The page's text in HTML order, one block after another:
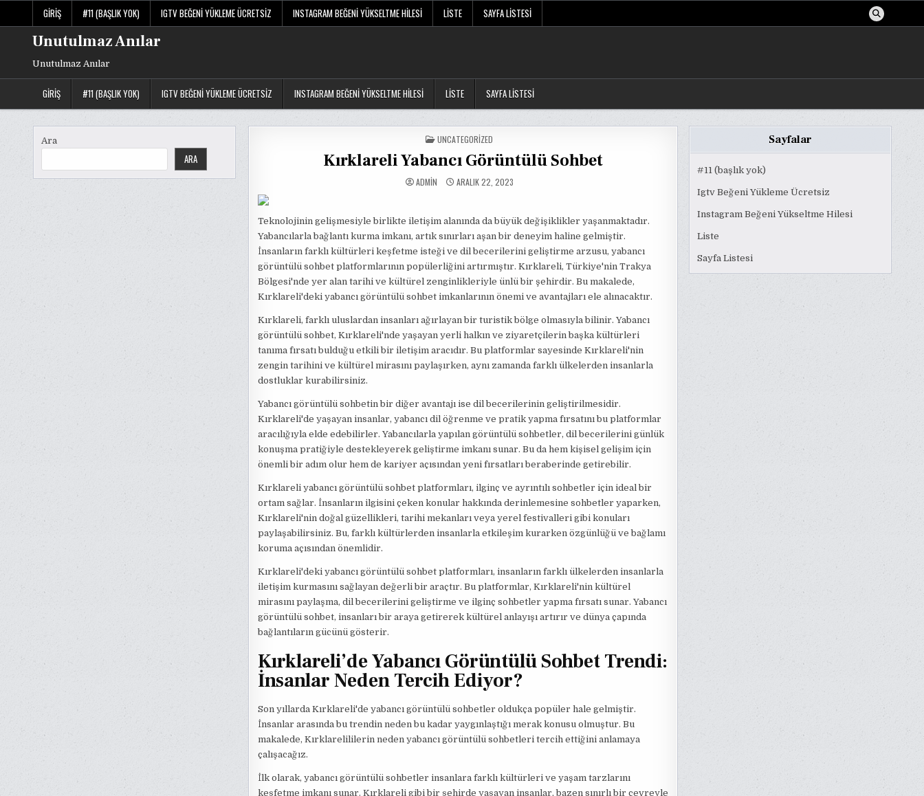
content
GIRIŞ #11 (BAŞLIK YOK) IGTV BEĞENI YÜKLEME ÜCRETSIZ INSTAGRAM BEĞENI YÜKSELTME HILESI LISTE SAYFA LISTESI
Unutulmaz Anılar
Unutulmaz Anılar
GIRIŞ #11 (BAŞLIK YOK) IGTV BEĞENI YÜKLEME ÜCRETSIZ INSTAGRAM BEĞENI YÜKSELTME HILESI LISTE SAYFA LISTESI
Ara
ARA
POSTED
IN
UNCATEGORIZED
Kırklareli Yabancı Görüntülü Sohbet
ADMIN ARALIK 22, 2023
Teknolojinin gelişmesiyle birlikte iletişim alanında da büyük değişiklikler yaşanmaktadır.
Yabancılarla bağlantı kurma imkanı, artık sınırları aşan bir deneyim haline gelmiştir.
İnsanların farklı kültürleri keşfetme isteği ve dil becerilerini geliştirme arzusu, yabancı
görüntülü sohbet platformlarının popülerliğini artırmıştır. Kırklareli, Türkiye'nin Trakya
Bölgesi'nde yer alan tarihi ve kültürel zenginlikleriyle ünlü bir şehirdir. Bu makalede,
Kırklareli'deki yabancı görüntülü sohbet imkanlarının önemi ve avantajları ele alınacaktır.
Kırklareli, farklı uluslardan insanları ağırlayan bir turistik bölge olmasıyla bilinir. Yabancı
görüntülü sohbet, Kırklareli'nde yaşayan yerli halkın ve ziyaretçilerin başka kültürleri
tanıma fırsatı bulduğu etkili bir iletişim aracıdır. Bu platformlar sayesinde Kırklareli'nin
zengin tarihini ve kültürel mirasını paylaşırken, aynı zamanda farklı ülkelerden insanlarla
dostluklar kurabilirsiniz.
Yabancı görüntülü sohbetin bir diğer avantajı ise dil becerilerinin geliştirilmesidir.
Kırklareli'de yaşayan insanlar, yabancı dil öğrenme ve pratik yapma fırsatını bu platformlar
aracılığıyla elde edebilirler. Yabancılarla yapılan görüntülü sohbetler, dil becerilerini günlük
konuşma pratiğiyle destekleyerek geliştirme imkanı sunar. Bu da hem kişisel gelişim için
önemli bir adım olur hem de kariyer açısından yeni fırsatları beraberinde getirebilir.
Kırklareli yabancı görüntülü sohbet platformları, ilginç ve ayrıntılı sohbetler için ideal bir
ortam sağlar. İnsanların ilgisini çeken konular hakkında derinlemesine sohbetler yaparken,
Kırklareli'nin doğal güzellikleri, tarihi mekanları veya yerel festivalleri gibi konuları
paylaşabilirsiniz. Bu, farklı kültürlerden insanlarla etkileşim kurarken özgünlüğü ve bağlamı
koruma açısından önemlidir.
Kırklareli'deki yabancı görüntülü sohbet platformları, insanların farklı ülkelerden insanlarla
iletişim kurmasını sağlayan değerli bir araçtır. Bu platformlar, Kırklareli'nin kültürel
mirasını paylaşma, dil becerilerini geliştirme ve ilginç sohbetler yapma fırsatı sunar. Yabancı
görüntülü sohbet, insanları bir araya getirerek kültürel anlayışı artırır ve dünya çapında
bağlantıların gücünü gösterir.
Kırklareli’de Yabancı Görüntülü Sohbet Trendi:
İnsanlar Neden Tercih Ediyor?
Son yıllarda Kırklareli'de yabancı görüntülü sohbetler oldukça popüler hale gelmiştir.
İnsanlar arasında bu trendin neden bu kadar yaygınlaştığı merak konusu olmuştur. Bu
makalede, Kırklarelililerin neden yabancı görüntülü sohbetleri tercih ettiğini anlamaya
çalışacağız.
İlk olarak, yabancı görüntülü sohbetler insanlara farklı kültürleri ve yaşam tarzlarını
keşfetme imkanı sunar. Kırklareli gibi bir şehirde yaşayan insanlar, bazen sınırlı bir çevreyle
Sayfalar
#11 (başlık yok)
Igtv Beğeni Yükleme Ücretsiz
Instagram Beğeni Yükseltme Hilesi
Liste
Sayfa Listesi